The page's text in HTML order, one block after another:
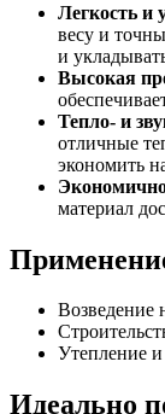
Легкость и
весу и
и
Высокая
Тепло- и
отличные
экономить
материал
Возведение
Утепление и
Идеально